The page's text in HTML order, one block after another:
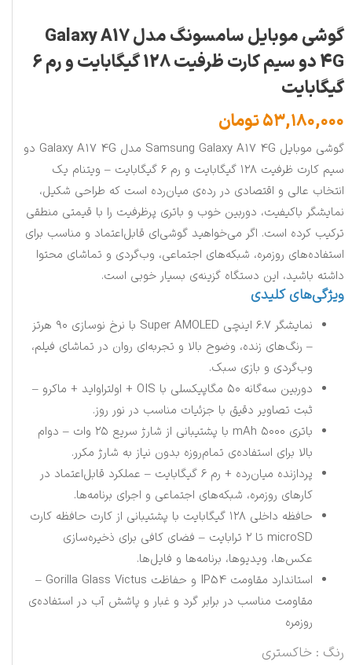
گوشی موبایل سامسونگ مدل Galaxy A17
4G دو سیم کارت ظرفیت 128 گیگابایت و رم 6
گیگابایت
۵۳,۱۸۰,۰۰۰ تومان
گوشی موبایل Samsung Galaxy A17 4G مدل Galaxy A17 4G دو
سیم کارت ظرفیت ۱۲۸ گیگابایت و رم ۶ گیگابایت – ویتنام یک
انتخاب عالی و اقتصادی در رده‌ی میان‌رده است که طراحی شکیل،
نمایشگر باکیفیت، دوربین خوب و باتری پرظرفیت را با قیمتی منطقی
ترکیب کرده است. اگر می‌خواهید گوشی‌ای قابل‌اعتماد و مناسب برای
استفاده‌های روزمره، شبکه‌های اجتماعی، وب‌گردی و تماشای محتوا
داشته باشید، این دستگاه گزینه‌ی بسیار خوبی است.
ویژگی‌های کلیدی
نمایشگر ۶.۷ اینچی Super AMOLED با نرخ نوسازی ۹۰ هرتز
– رنگ‌های زنده، وضوح بالا و تجربه‌ای روان در تماشای فیلم،
وب‌گردی و بازی سبک.
دوربین سه‌گانه ۵۰ مگاپیکسلی با OIS + اولتراواید + ماکرو –
ثبت تصاویر دقیق با جزئیات مناسب در نور روز.
باتری ۵۰۰۰ mAh با پشتیبانی از شارژ سریع ۲۵ وات – دوام
بالا برای استفاده‌ی تمام‌روزه بدون نیاز به شارژ مکرر.
پردازنده میان‌رده + رم ۶ گیگابایت – عملکرد قابل‌اعتماد در
کارهای روزمره، شبکه‌های اجتماعی و اجرای برنامه‌ها.
حافظه داخلی ۱۲۸ گیگابایت با پشتیبانی از کارت حافظه کارت
microSD تا ۲ ترابایت – فضای کافی برای ذخیره‌سازی
عکس‌ها، ویدیوها، برنامه‌ها و فایل‌ها.
استاندارد مقاومت IP54 و حفاظت Gorilla Glass Victus –
مقاومت مناسب در برابر گرد و غبار و پاشش آب در استفاده‌ی
روزمره
رنگ : خاکستری